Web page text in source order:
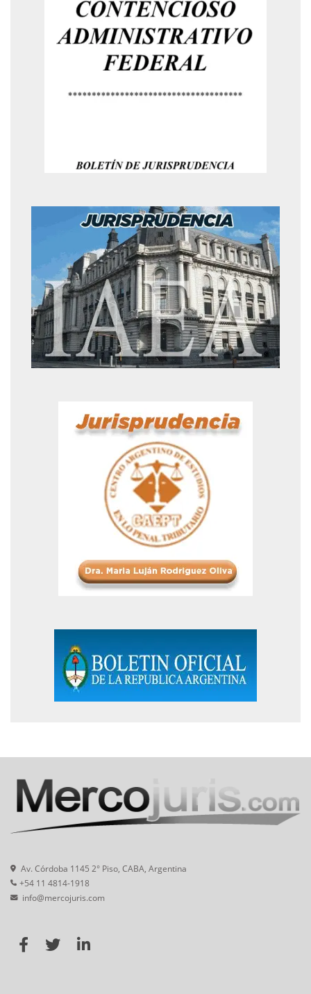
Av. Córdoba 1145 2° Piso, CABA, Argentina
+54 11 4814-1918
info@mercojuris.com